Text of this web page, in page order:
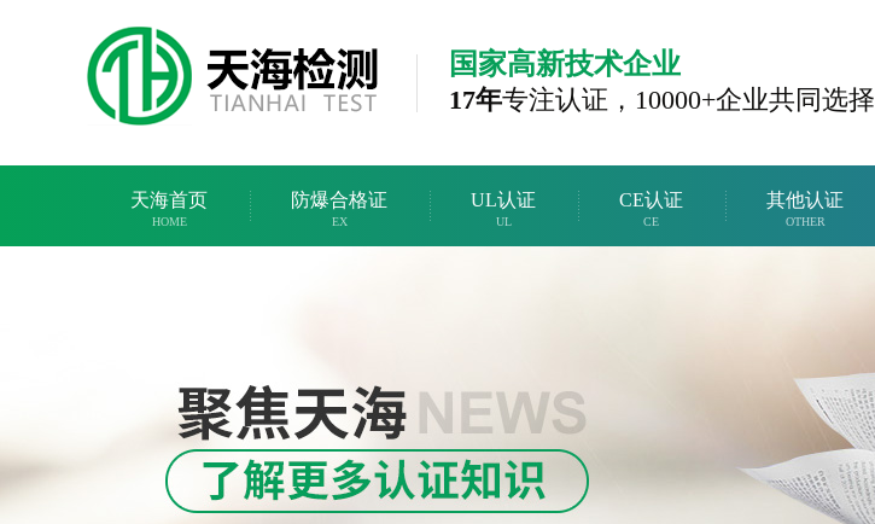
国家高新技术企业
17年专注认证， 10000+企业共同选择
天海首页
HOME
防爆合格证
EX
UL认证
UL
CE认证
CE
其他认证
OTHER